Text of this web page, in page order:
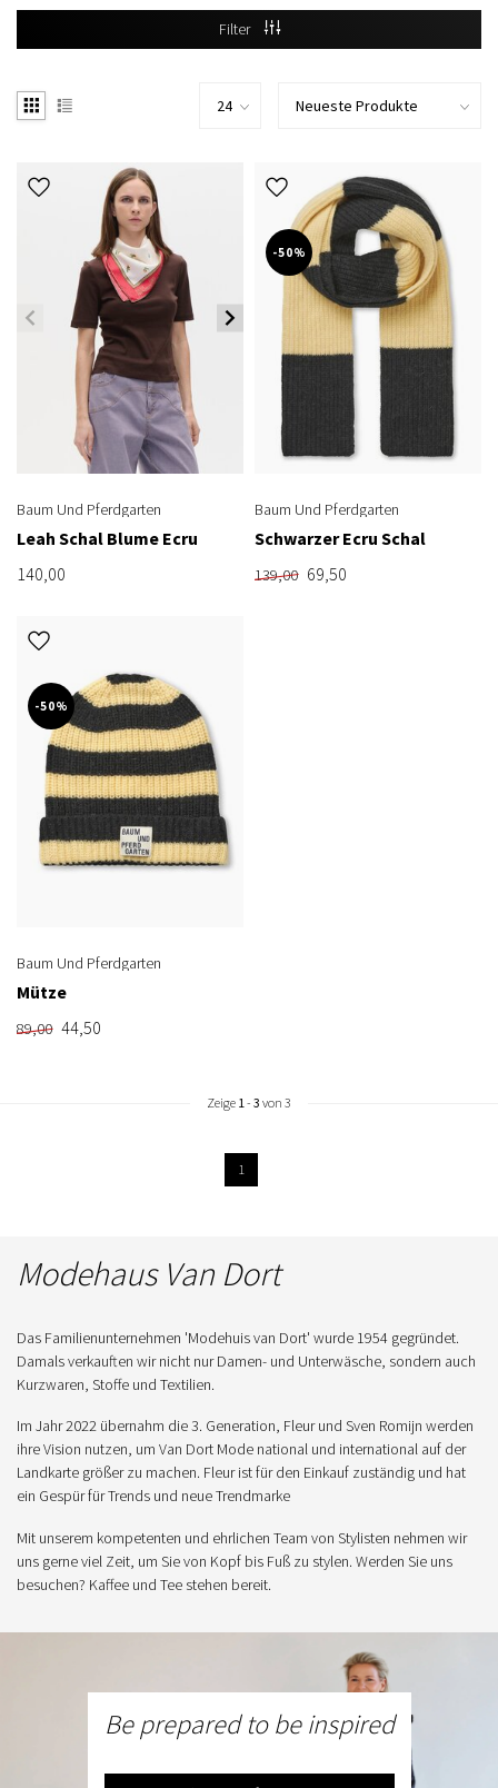
Filter
Baum Und Pferdgarten
Leah Schal Blume Ecru
140,00
-50%
Baum Und Pferdgarten
Schwarzer Ecru Schal
139,00 69,50
-50%
Baum Und Pferdgarten
Mütze
89,00 44,50
Zeige 1 - 3 von 3
1
Modehaus Van Dort
Das Familienunternehmen 'Modehuis van Dort' wurde 1954 gegründet.
Damals verkauften wir nicht nur Damen- und Unterwäsche, sondern auch
Kurzwaren, Stoffe und Textilien.
Im Jahr 2022 übernahm die 3. Generation, Fleur und Sven Romijn werden
ihre Vision nutzen, um Van Dort Mode national und international auf der
Landkarte größer zu machen. Fleur ist für den Einkauf zuständig und hat
ein Gespür für Trends und neue Trendmarke
Mit unserem kompetenten und ehrlichen Team von Stylisten nehmen wir
uns gerne viel Zeit, um Sie von Kopf bis Fuß zu stylen. Werden Sie uns
besuchen? Kaffee und Tee stehen bereit.
Be prepared to be inspired